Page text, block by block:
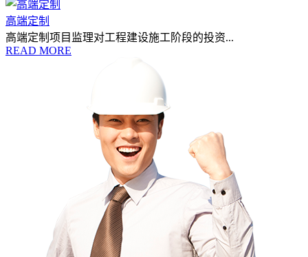
高端定制
高端定制项目监理对工程建设施工阶段的投资...
READ MORE